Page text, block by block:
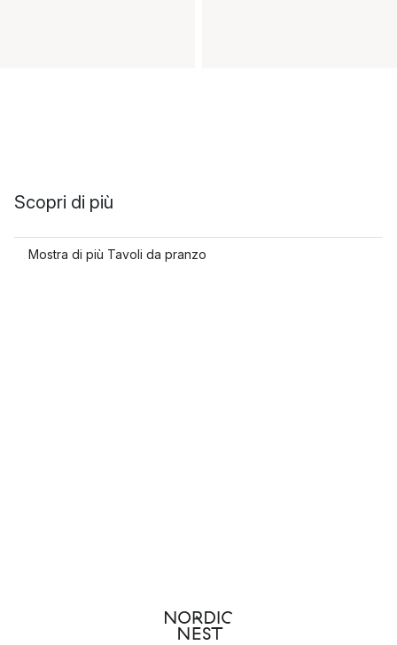
Scopri di più
Mostra di più Tavoli da pranzo